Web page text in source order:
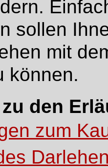
sollen
mit
können.
den
zum